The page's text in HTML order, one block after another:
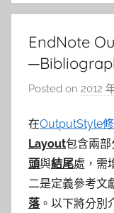
大
學
圖
書
館
參
EndNote
Posted on 2012
在OutputStyle
Layout包含兩
頭與結尾處，需
二是定義參考文
落。以下將分別